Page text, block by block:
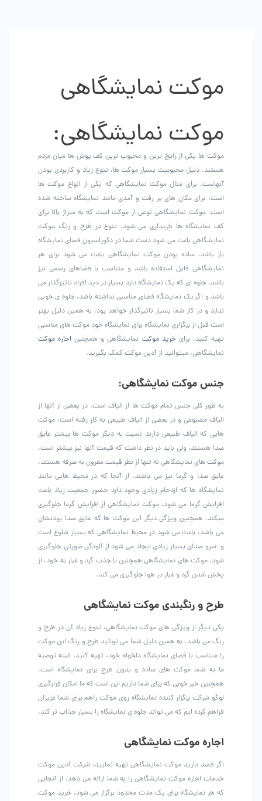
محصولموکت نمایشگاهی
موکت نمایشگاهی:
موکت ها یکی از رایج ترین و محبوب ترین کف پوش ها میان مردم
هستند. دلیل محبوبیت بسیار موکت ها، تنوع زیاد و کاربردی بودن
آنهاست. برای مثال موکت نمایشگاهی که یکی از انواع موکت ها
است، برای مکان های پر رفت و آمدی مانند نمایشگاه ساخته شده
است. موکت نمایشگاهی نوعی از موکت است که به متراژ بالا برای
کف نمایشگاه ها خریداری می شود. تنوع در طرح و رنگ موکت
نمایشگاهی باعث می شود دست شما در دکوراسیون فضای نمایشگاه
باز باشد. ساده بودن موکت نمایشگاهی باعث می شود برای هر
نمایشگاهی قابل استفاده باشد و متناسب با فضاهای رسمی نیز
باشد. جلوه ای که یک نمایشگاه دارد بسیار در دید افراد تاثیرگذار می
باشد و اگر یک نمایشگاه فضای مناسبی نداشته باشد، جلوه ی خوبی
ندارد و در کار شما بسیار تاثیرگذار خواهد بود. به همین دلیل بهتر
است قبل از برگزاری نمایشگاه برای نمایشگاه خود موکت های مناسبی
تهیه کنید. برای خرید موکت نمایشگاهی و همچنین اجاره موکت
نمایشگاهی، میتوانید از آدین موکت کمک بگیرید.
جنس موکت نمایشگاهی:
به طور کلی جنس تمام موکت ها از الیاف است. در بعضی از آنها از
الیاف مصنوعی و در بعضی از الیاف طبیعی به کار رفته است. موکت
هایی که الیاف طبیعی دارند نسبت به دیگر موکت ها بیشتر عایق
صدا هستند، ولی باید در نظر داشت که قیمت آنها نیز بیشتر است.
موکت های نمایشگاهی نه تنها از نظر قیمت مقرون به صرفه هستند،
عایق صدا و گرما نیز می باشند. از آنجا که در محیط هایی مانند
نمایشگاه ها که ازدحام زیادی وجود دارد حضور جمعیت زیاد باعث
افزایش گرما می شود، موکت نمایشگاهی از افزایش گرما جلوگیری
میکند. همچنین ویژگی دیگر این موکت ها که عایق صدا بودنشان
می باشد، باعث می شود در محیط نمایشگاهی که بسیار شلوغ است
و سرو صدای بسیار زیادی ایجاد می شود از آلودگی صورتی جلوگیری
شود. موکت های نمایشگاهی همچنین با جذب گرد و غبار به خود، از
پخش شدن گرد و غبار در هوا جلوگیری می کند.
طرح و رنگبندی موکت نمایشگاهی
یکی دیگر از ویژگی های موکت نمایشگاهی، تنوع زیاد آن در طرح و
رنگ می باشد. به همین دلیل شما می توانید طرح و رنگ این موکت
را متناسب با فضای نمایشگاه دلخواه خود، تهیه کنید. البته توصیه
ما به شما موکت های ساده و بدون طرح برای نمایشگاه است.
همچنین خبر خوبی که برای شما داریم این است که ما امکان قرارگیری
لوگو شرکت برگزار کننده نمایشگاه روی موکت راهم برای شما عزیزان
فراهم کرده ایم که می تواند جلوه ی نمایشگاه را بسیار جذاب تر کند.
اجاره موکت نمایشگاهی
اگر قصد دارید موکت نمایشگاهی تهیه نمایید، شرکت آدین موکت
خدمات اجاره موکت نمایشگاهی را به شما ارائه می دهد. از آنجایی
که هر نمایشگاه برای یک مدت محدود برگزار می شود، خرید موکت